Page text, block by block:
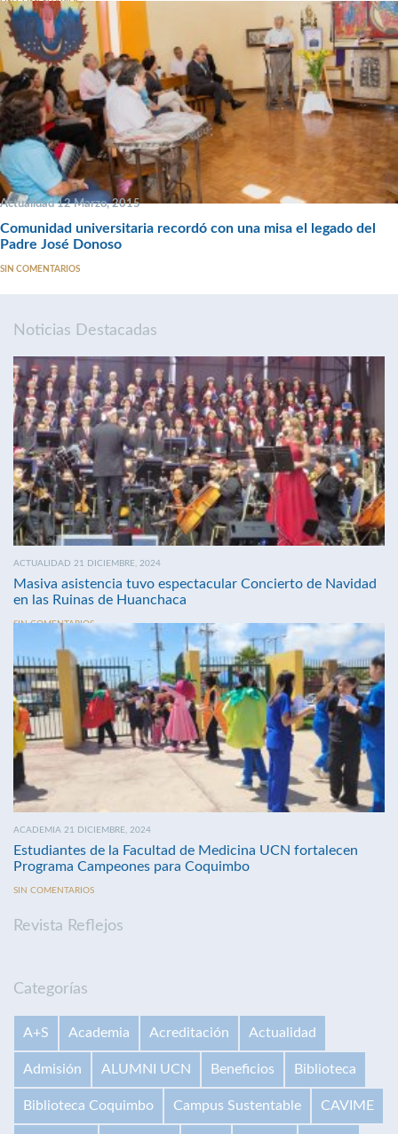
SIN COMENTARIOS
Actualidad 12 Marzo, 2015
Comunidad universitaria recordó con una misa el legado del
Padre José Donoso
SIN COMENTARIOS
Noticias Destacadas
ACTUALIDAD 21 DICIEMBRE, 2024
Masiva asistencia tuvo espectacular Concierto de Navidad
en las Ruinas de Huanchaca
SIN COMENTARIOS
ACADEMIA 21 DICIEMBRE, 2024
Estudiantes de la Facultad de Medicina UCN fortalecen
Programa Campeones para Coquimbo
SIN COMENTARIOS
Revista Reflejos
Categorías
A+S Academia Acreditación Actualidad
Admisión ALUMNI UCN Beneficios Biblioteca
Biblioteca Coquimbo Campus Sustentable CAVIME